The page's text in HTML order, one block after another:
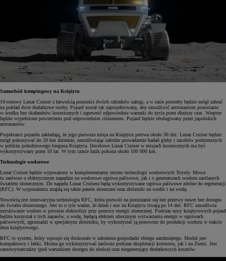
Samochód kempingowy na Księżycu
10-tonowy Lunar Cruiser z łatwością pomieści dwóch członków załogi, a w razie potrzeby będzie mógł zabrać
na pokład dwie dodatkowe osoby. Pojazd został tak zaprojektowany, aby umożliwić astronautom pozostanie
w środku bez skafandrów kosmicznych i zapewnić odpowiednie warunki do życia przez dłuższy czas. Wnętrze
będzie wypełnione powietrzem pod odpowiednim ciśnieniem. Pojazd będzie obsługiwany przez japońskich
astronautów.
Projektanci pojazdu zakładają, że jego pierwsza misja na Księżycu potrwa około 30 dni. Lunar Cruiser będzie
mógł pokonywać do 20 km dziennie, umożliwiając załodze prowadzenie badań gleby i zasobów podziemnych
w pobliżu południowego bieguna Księżyca. Docelowo Lunar Cruiser w misjach kosmicznych ma być
wykorzystywany przez 10 lat. W tym czasie łazik pokona około 100 000 km.
Technologie wodorowe
Lunar Cruiser będzie wyposażony w komplementarny zestaw technologii wodorowych Toyoty. Mowa
tu zarówno o elektrycznym napędzie na wodorowe ogniwa paliwowe, jak i o generatorach wodoru zasilanych
światłem słonecznym. Do napędu Lunar Cruisera będą wykorzystywane ogniwa paliwowe zdolne do regeneracji
(RFC). W wyposażeniu znajdą się także panele słoneczne oraz zbiorniki na wodór i na wodę.
Nowością jest innowacyjna technologia RFC, która pozwoli na poruszanie się bez przerwy nawet bez dostępu
do światła słonecznego. Jest to o tyle ważne, że dzień i noc na Księżycu trwają po 14 dni. RFC umożliwia
uzyskiwanie wodoru w procesie elektrolizy przy pomocy energii słonecznej. Podczas nocy księżycowych pojazd
będzie korzystał z tych zapasów, a wodę, będącą efektem ubocznym wytwarzania energii w ogniwach
paliwowych, zgromadzi w specjalnym zbiorniku, by wykorzystać ją ponownie do produkcji wodoru w trakcie
dnia księżycowego.
RFC to system, który wpisuje się doskonale w założenia gospodarki obiegu zamkniętego. Moduł jest
kompaktowy i lekki. Można go wykorzystywać zarówno podczas eksploracji kosmosu, jak i na Ziemi. Jest
samowystarczalny (pod warunkiem dostępu do słońca) oraz niegenerujący dodatkowych kosztów.